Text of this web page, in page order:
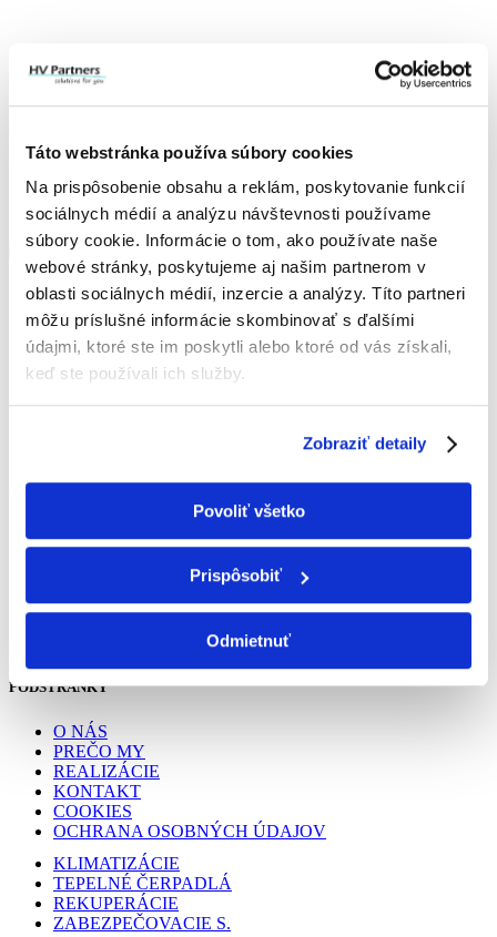
Táto webstránka používa súbory cookies
Na prispôsobenie obsahu a reklám, poskytovanie funkcií
sociálnych médií a analýzu návštevnosti používame
súbory cookie. Informácie o tom, ako používate naše
webové stránky, poskytujeme aj našim partnerom v
oblasti sociálnych médií, inzercie a analýzy. Títo partneri
môžu príslušné informácie skombinovať s ďalšími
údajmi, ktoré ste im poskytli alebo ktoré od vás získali,
keď ste používali ich služby.
Zobraziť detaily
Povoliť všetko
Prispôsobiť
Odmietnuť
IČO: 52 407 861
IČ DPH: SK2121013532
+421 907 154 850
office@hvpartners.sk
Hurbanova 3057/57C,
Poskytujeme služby v oblasti klimatizácie,
vzduchotechniky, tepelných čerpadiel a
zabezpečovacích systémov na celom území
Západného Slovenska s primárnym pôsobením
PODSTRÁNKY
O NÁS
PREČO MY
REALIZÁCIE
KONTAKT
COOKIES
OCHRANA OSOBNÝCH ÚDAJOV
KLIMATIZÁCIE
TEPELNÉ ČERPADLÁ
REKUPERÁCIE
ZABEZPEČOVACIE S.